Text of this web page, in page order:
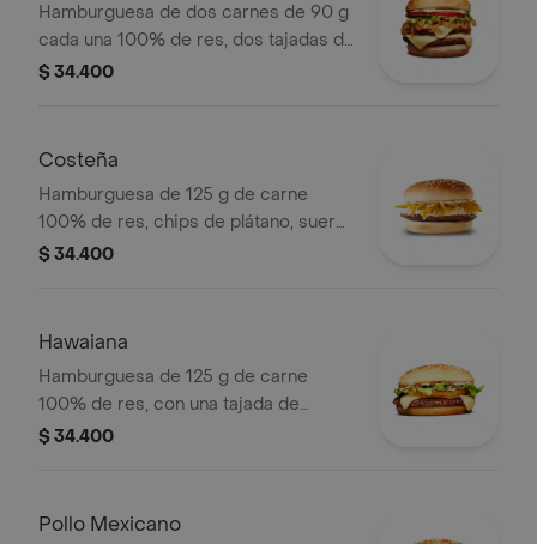
Hamburguesa de dos carnes de 90 g
cada una 100% de res, dos tajadas de
queso tipo mozzarella, cebolla grillé,
$ 34.400
Costeña
Hamburguesa de 125 g de carne
100% de res, chips de plátano, suero,
queso costeño rallado y salsa blanca
$ 34.400
Hawaiana
Hamburguesa de 125 g de carne
100% de res, con una tajada de
queso tipo mozzarella, piña, lechuga,
$ 34.400
Pollo Mexicano